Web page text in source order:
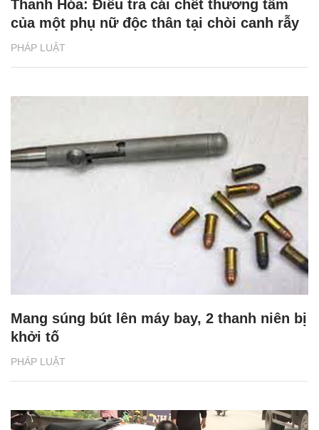
PHÁP LUẬT
Thanh Hóa: Điều tra cái chết thương tâm
của một phụ nữ độc thân tại chòi canh rẫy
PHÁP LUẬT
Mang súng bút lên máy bay, 2 thanh niên bị
khởi tố